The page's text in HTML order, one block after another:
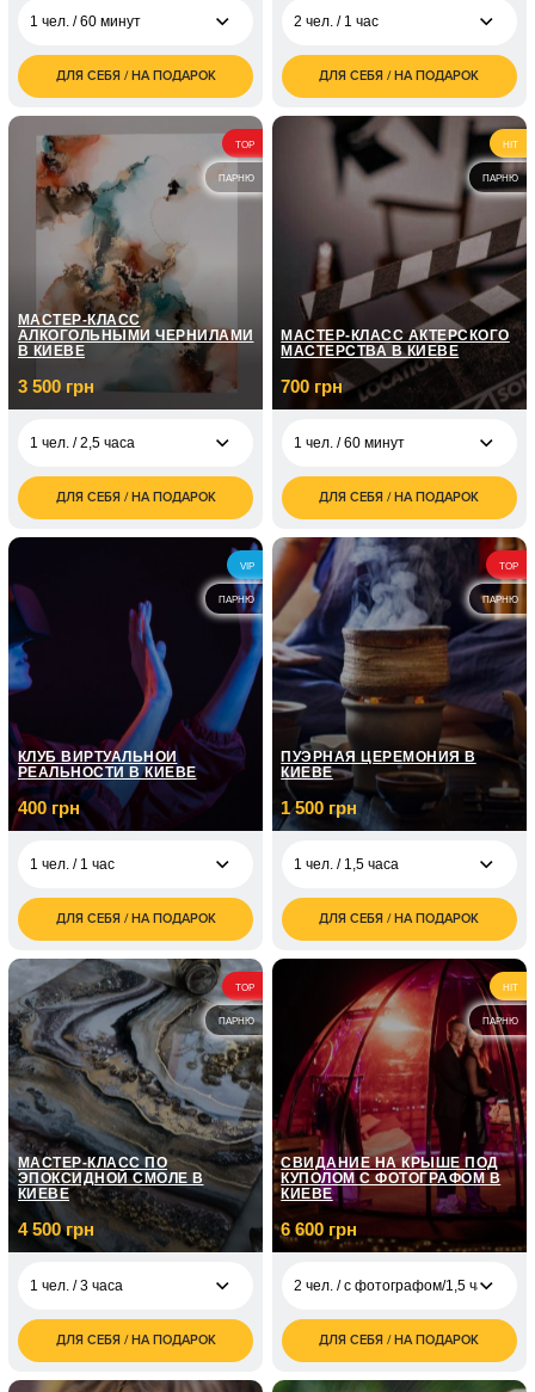
1 чел. / 60 минут
грн
1 чел. / Курс
фортепиано / 8
занятий по 1 часу
5 050
грн
1 чел. / Курс
фортепиано / 12
занятий по 1 часу
ДЛЯ СЕБЯ / НА ПОДАРОК
2 чел. / 1 час
1 800
грн
ДЛЯ СЕБЯ / НА ПОДАРОК
TOP
ПАРНЮ
МАСТЕР-КЛАСС
АЛКОГОЛЬНЫМИ ЧЕРНИЛАМИ
В КИЕВЕ
3 500 грн
1 чел. / 2,5 часа
3 500
грн
7 000
грн
ДЛЯ СЕБЯ / НА ПОДАРОК
HIT
ПАРНЮ
МАСТЕР-КЛАСС АКТЕРСКОГО
МАСТЕРСТВА В КИЕВЕ
700 грн
1 чел. / 60 минут
грн
1 чел. / 8 занятий по
1 часу
4 350
грн
1 чел. / 12 занятий по
1 часу
7 150
грн
1 чел. / 3 занятия
2 100
грн
ДЛЯ СЕБЯ / НА ПОДАРОК
VIP
ПАРНЮ
КЛУБ ВИРТУАЛЬНОЙ
РЕАЛЬНОСТИ В КИЕВЕ
400 грн
1 чел. / 1 час
грн
2 чел. / 1 час
800
грн
3 чел. / 1 час
1 200
грн
4 чел. / 1 час
1 600
ДЛЯ СЕБЯ / НА ПОДАРОК
TOP
ПАРНЮ
ПУЭРНАЯ ЦЕРЕМОНИЯ В
КИЕВЕ
1 500 грн
1 чел. / 1,5 часа
1 500
грн
2 чел. / 1,5 часа
3 000
грн
ДЛЯ СЕБЯ / НА ПОДАРОК
TOP
ПАРНЮ
МАСТЕР-КЛАСС ПО
ЭПОКСИДНОЙ СМОЛЕ В
КИЕВЕ
4 500 грн
1 чел. / 3 часа
4 500
грн
ДЛЯ СЕБЯ / НА ПОДАРОК
HIT
ПАРНЮ
СВИДАНИЕ НА КРЫШЕ ПОД
КУПОЛОМ С ФОТОГРАФОМ В
КИЕВЕ
6 600 грн
2 чел. / с фотографом/1,5 часа
2 чел. / с
фотографом/1,5 часа
грн
ДЛЯ СЕБЯ / НА ПОДАРОК